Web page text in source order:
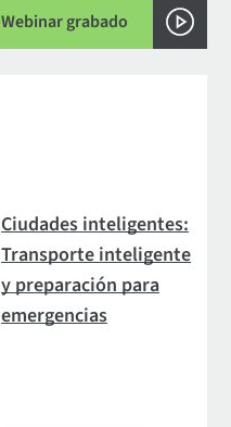
Webinar grabado
Ciudades inteligentes:
Transporte inteligente
y preparación para
emergencias